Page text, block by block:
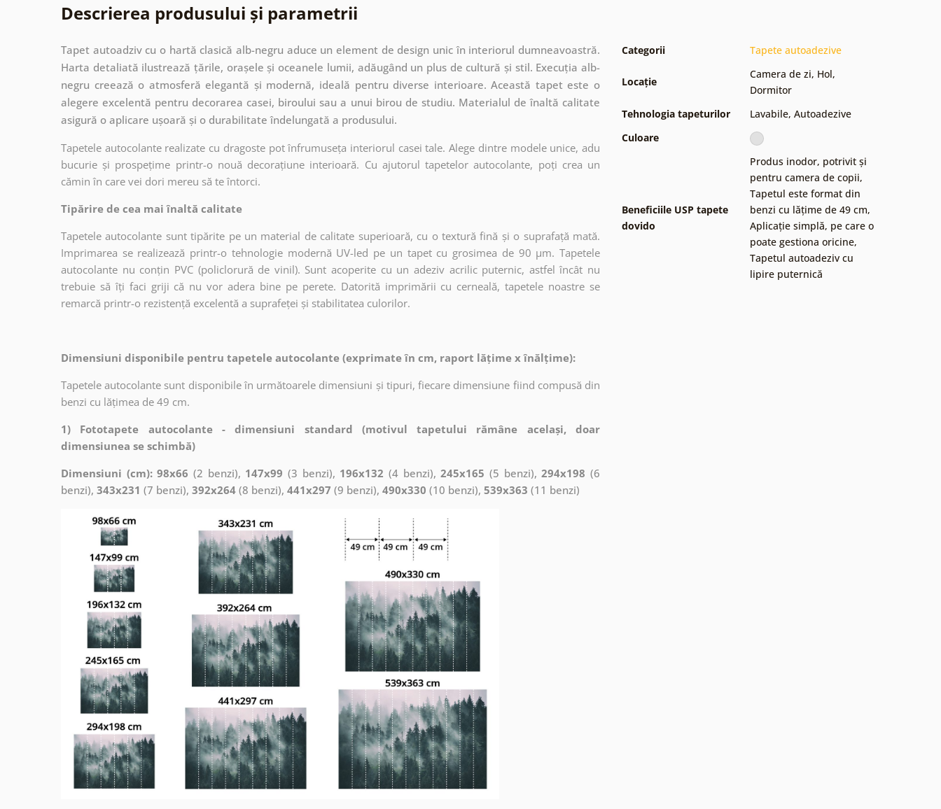
Descrierea produsului și parametrii
Tapet autoadziv cu o hartă clasică alb-negru aduce un element de design unic în interiorul dumneavoastră.
Harta detaliată ilustrează țările, orașele și oceanele lumii, adăugând un plus de cultură și stil. Execuția alb-
negru creează o atmosferă elegantă și modernă, ideală pentru diverse interioare. Această tapet este o
alegere excelentă pentru decorarea casei, biroului sau a unui birou de studiu. Materialul de înaltă calitate
asigură o aplicare ușoară și o durabilitate îndelungată a produsului.
Tapetele autocolante realizate cu dragoste pot înfrumuseța interiorul casei tale. Alege dintre modele unice, adu
bucurie și prospețime printr-o nouă decorațiune interioară. Cu ajutorul tapetelor autocolante, poți crea un
cămin în care vei dori mereu să te întorci.
Tipărire de cea mai înaltă calitate
Tapetele autocolante sunt tipărite pe un material de calitate superioară, cu o textură fină și o suprafață mată.
Imprimarea se realizează printr-o tehnologie modernă UV-led pe un tapet cu grosimea de 90 µm. Tapetele
autocolante nu conțin PVC (policlorură de vinil). Sunt acoperite cu un adeziv acrilic puternic, astfel încât nu
trebuie să îți faci griji că nu vor adera bine pe perete. Datorită imprimării cu cerneală, tapetele noastre se
remarcă printr-o rezistență excelentă a suprafeței și stabilitatea culorilor.
Dimensiuni disponibile pentru tapetele autocolante (exprimate în cm, raport lățime x înălțime):
Tapetele autocolante sunt disponibile în următoarele dimensiuni și tipuri, fiecare dimensiune fiind compusă din
benzi cu lățimea de 49 cm.
1) Fototapete autocolante - dimensiuni standard (motivul tapetului rămâne același, doar
dimensiunea se schimbă)
Dimensiuni (cm): 98x66 (2 benzi), 147x99 (3 benzi), 196x132 (4 benzi),245x165 (5 benzi),294x198 (6
benzi), 343x231 (7 benzi), 392x264 (8 benzi), 441x297 (9 benzi), 490x330 (10 benzi), 539x363 (11 benzi)
Categorii Tapete autoadezive
Locație
Camera de zi, Hol,
Dormitor
Tehnologia tapeturilor
Lavabile, Autoadezive
Culoare
Beneficiile USP tapete
dovido
Produs inodor, potrivit și
pentru camera de copii,
Tapetul este format din
benzi cu lățime de 49 cm,
Aplicație simplă, pe care o
poate gestiona oricine,
Tapetul autoadeziv cu
lipire puternică